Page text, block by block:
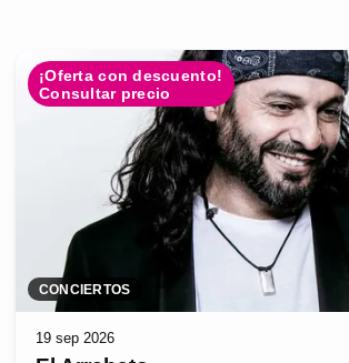
¡Oferta con descuento!
Consultar precio
CONCIERTOS
19 sep 2026